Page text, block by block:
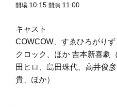
開場 10:15 開演 11:00
キャスト
COWCOW、すゑひろがり
クロック、ほか 吉本新喜劇
田ヒロ、島田珠代、高井俊彦
貴、ほか）